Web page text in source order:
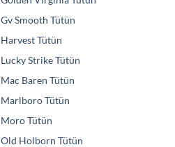
Gv Smooth Tütün
Harvest Tütün
Lucky Strike Tütün
Mac Baren Tütün
Marlboro Tütün
Moro Tütün
Old Holborn Tütün